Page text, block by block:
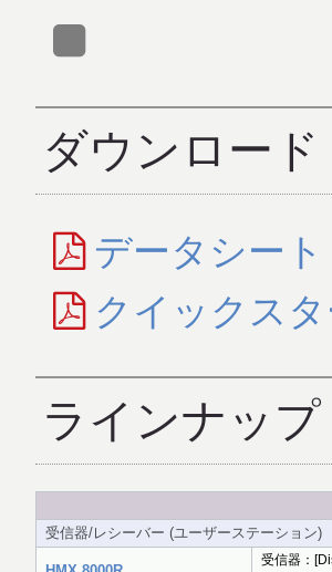
ダウンロード
データシー
クイックス
ラインナップ
受信器/レシーバー (ユーザーステーション)
受信器：